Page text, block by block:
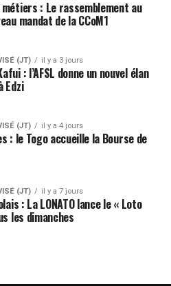
métiers : Le rassemblement au
mandat de la CCoM1
(JT) il y a 3 jours
: l’AFSL donne un nouvel élan
Edzi
(JT) il y a 4 jours
: le Togo accueille la Bourse de
(JT) il y a 7 jours
: La LONATO lance le « Loto
les dimanches